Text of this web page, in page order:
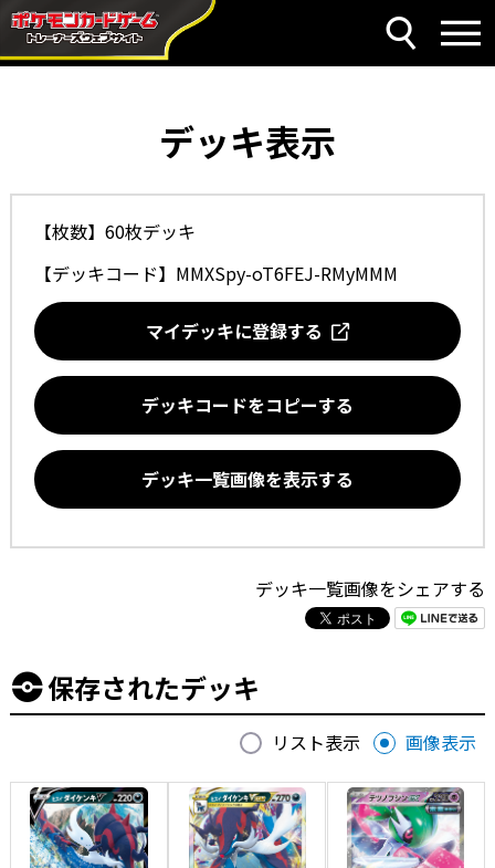
デッキ表示
【枚数】60枚デッキ
【デッキコード】 MMXSpy-oT6FEJ-RMyMMM
マイデッキに登録する
デッキコードをコピーする
デッキ一覧画像を表示する
デッキ一覧画像をシェアする
保存されたデッキ
リスト表示 画像表示